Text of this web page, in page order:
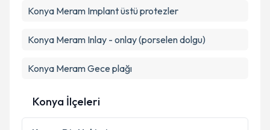
Konya Meram Implant üstü protezler
Konya Meram Inlay - onlay (porselen dolgu)
Konya Meram Gece plağı
Konya İlçeleri